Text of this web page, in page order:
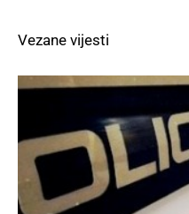
Vezane vijesti